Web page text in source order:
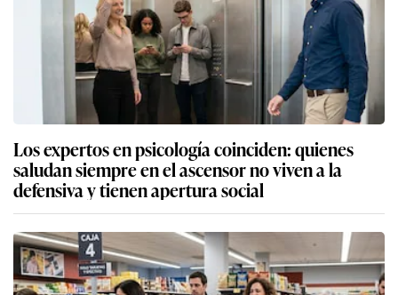
Los expertos en psicología coinciden: quienes
saludan siempre en el ascensor no viven a la
defensiva y tienen apertura social